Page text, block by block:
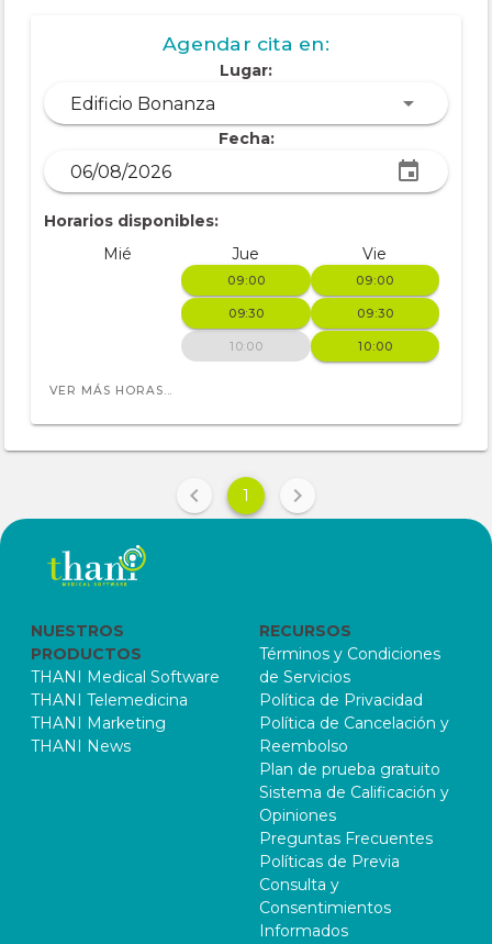
Agendar cita en:
Lugar:
Edificio Bonanza
Fecha:
Horarios disponibles:
Mié
Jue
09:00
09:30
10:00
Vie
09:00
09:30
10:00
VER MÁS HORAS...
1
NUESTROS
PRODUCTOS
THANI Medical Software
THANI Telemedicina
THANI Marketing
THANI News
RECURSOS
Términos y Condiciones
de Servicios
Política de Privacidad
Política de Cancelación y
Reembolso
Plan de prueba gratuito
Sistema de Calificación y
Opiniones
Preguntas Frecuentes
Políticas de Previa
Consulta y
Consentimientos
Informados